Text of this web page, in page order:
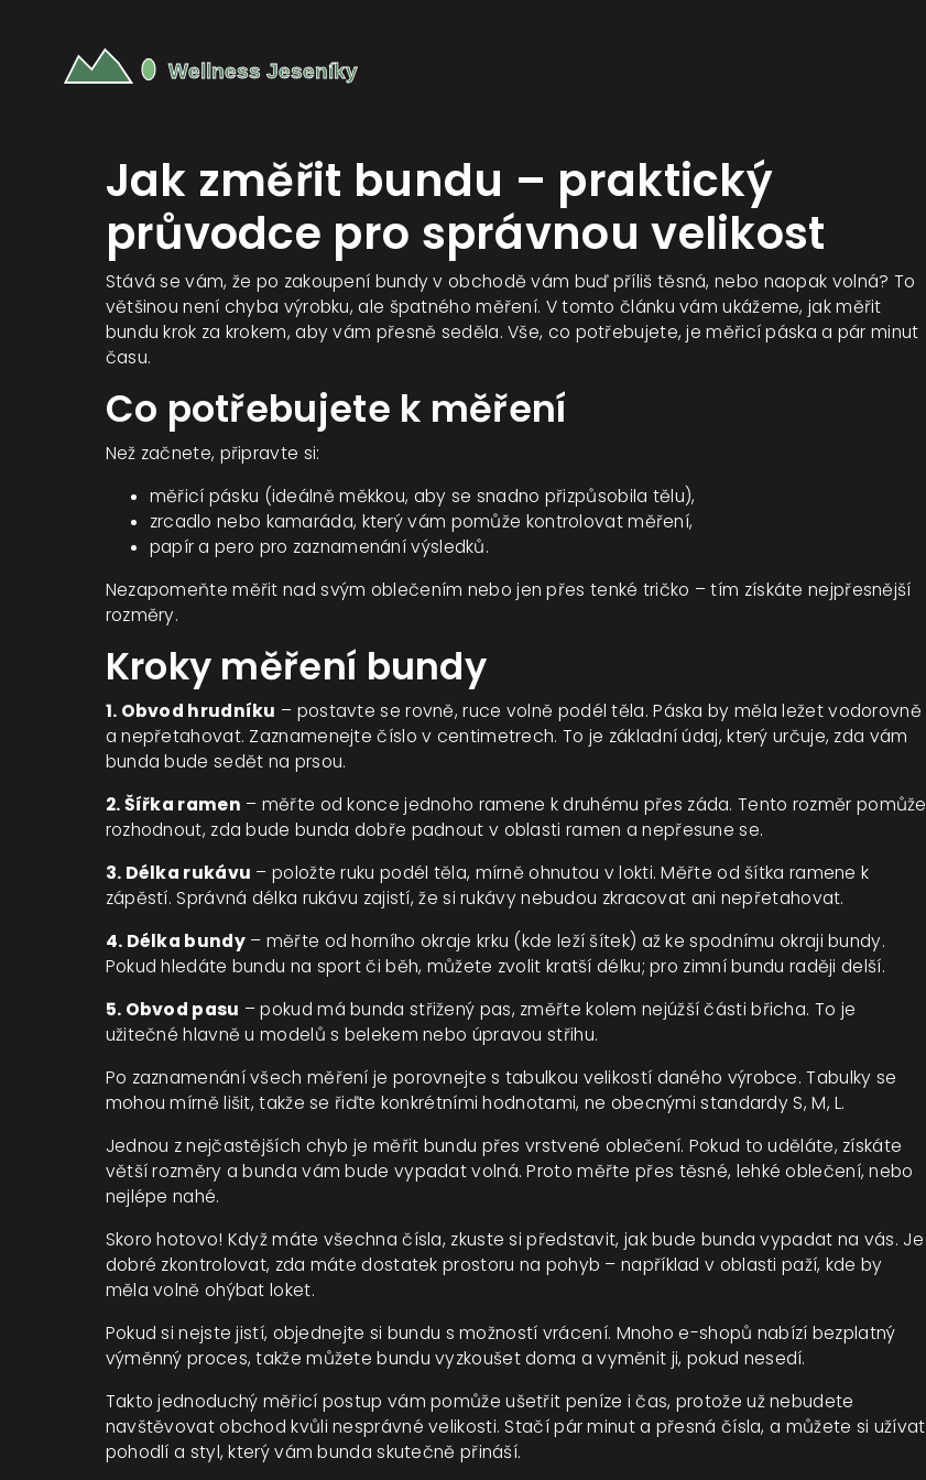
Jak změřit bundu – praktický
průvodce pro správnou velikost
Stává se vám, že po zakoupení bundy v obchodě vám buď příliš těsná, nebo naopak volná? To
většinou není chyba výrobku, ale špatného měření. V tomto článku vám ukážeme, jak měřit
bundu krok za krokem, aby vám přesně seděla. Vše, co potřebujete, je měřicí páska a pár minut
času.
Co potřebujete k měření
Než začnete, připravte si:
měřicí pásku (ideálně měkkou, aby se snadno přizpůsobila tělu),
zrcadlo nebo kamaráda, který vám pomůže kontrolovat měření,
papír a pero pro zaznamenání výsledků.
Nezapomeňte měřit nad svým oblečením nebo jen přes tenké tričko – tím získáte nejpřesnější
rozměry.
Kroky měření bundy
1. Obvod hrudníku – postavte se rovně, ruce volně podél těla. Páska by měla ležet vodorovně
a nepřetahovat. Zaznamenejte číslo v centimetrech. To je základní údaj, který určuje, zda vám
bunda bude sedět na prsou.
2. Šířka ramen – měřte od konce jednoho ramene k druhému přes záda. Tento rozměr pomůže
rozhodnout, zda bude bunda dobře padnout v oblasti ramen a nepřesune se.
3. Délka rukávu – položte ruku podél těla, mírně ohnutou v lokti. Měřte od šítka ramene k
zápěstí. Správná délka rukávu zajistí, že si rukávy nebudou zkracovat ani nepřetahovat.
4. Délka bundy– měřte od horního okraje krku (kde leží šítek) až ke spodnímu okraji bundy.
Pokud hledáte bundu na sport či běh, můžete zvolit kratší délku; pro zimní bundu raději delší.
5. Obvod pasu – pokud má bunda střižený pas, změřte kolem nejúžší části břicha. To je
užitečné hlavně u modelů s belekem nebo úpravou střihu.
Po zaznamenání všech měření je porovnejte s tabulkou velikostí daného výrobce. Tabulky se
mohou mírně lišit, takže se řiďte konkrétními hodnotami, ne obecnými standardy S, M, L.
Jednou z nejčastějších chyb je měřit bundu přes vrstvené oblečení. Pokud to uděláte, získáte
větší rozměry a bunda vám bude vypadat volná. Proto měřte přes těsné, lehké oblečení, nebo
nejlépe nahé.
Skoro hotovo! Když máte všechna čísla, zkuste si představit, jak bude bunda vypadat na vás. Je
dobré zkontrolovat, zda máte dostatek prostoru na pohyb – například v oblasti paží, kde by
měla volně ohýbat loket.
Pokud si nejste jistí, objednejte si bundu s možností vrácení. Mnoho e-shopů nabízí bezplatný
výměnný proces, takže můžete bundu vyzkoušet doma a vyměnit ji, pokud nesedí.
Takto jednoduchý měřicí postup vám pomůže ušetřit peníze i čas, protože už nebudete
navštěvovat obchod kvůli nesprávné velikosti. Stačí pár minut a přesná čísla, a můžete si užívat
pohodlí a styl, který vám bunda skutečně přináší.